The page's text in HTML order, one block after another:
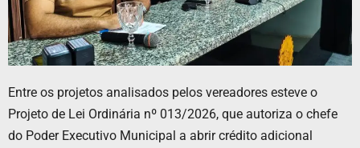
Entre os projetos analisados pelos vereadores esteve o
Projeto de Lei Ordinária nº 013/2026, que autoriza o chefe
do Poder Executivo Municipal a abrir crédito adicional